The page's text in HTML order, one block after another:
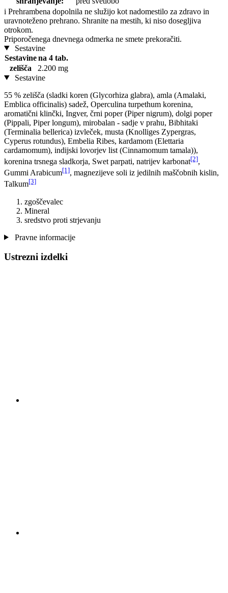
i Prehrambena dopolnila ne služijo kot nadomestilo za zdravo in
uravnoteženo prehrano. Shranite na mestih, ki niso dosegljiva
otrokom.
Priporočenega dnevnega odmerka ne smete prekoračiti.
Sestavine
Sestavinena 4 tab.
zelišča
2.200 mg
Sestavine
55 % zelišča (sladki koren (Glycorhiza glabra), amla (Amalaki,
Emblica officinalis) sadež, Operculina turpethum korenina,
aromatični klinčki, Ingver, črni poper (Piper nigrum), dolgi poper
(Pippali, Piper longum), mirobalan - sadje v prahu, Bibhitaki
(Terminalia bellerica) izvleček, musta (Knolliges Zypergras,
Cyperus rotundus), Embelia Ribes, kardamom (Elettaria
cardamomum), indijski lovorjev list (Cinnamomum tamala)),
korenina trsnega sladkorja, Swet parpati, natrijev karbonat[2],
Gummi Arabicum[1], magnezijeve soli iz jedilnih maščobnih kislin,
Talkum[3]
zgoščevalec
Mineral
sredstvo proti strjevanju
Pravne informacije
Ustrezni izdelki